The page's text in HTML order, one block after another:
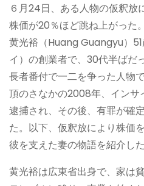
６月24日、ある人物の仮釈放
株価が20％ほど跳ね上がった
黄光裕（Huang Guangyu）
イ）の創業者で、30代半ば
長者番付で一二を争った人物
頂のさなかの2008年、インサ
逮捕され、その後、有罪が確
た。以下、仮釈放により株価
彼を支えた妻の物語を紹介し
黄光裕は広東省出身で、家は